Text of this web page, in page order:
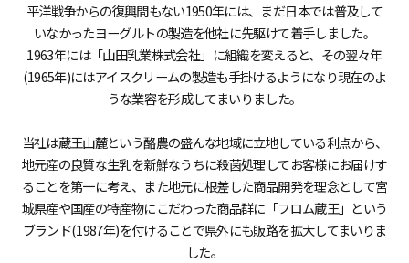
平洋戦争からの復興間もない1950年には、まだ日本では普及して
いなかったヨーグルトの製造を他社に先駆けて着手しました。
1963年には「山田乳業株式会社」に組織を変えると、その翌々年
(1965年)にはアイスクリームの製造も手掛けるようになり現在のよ
うな業容を形成してまいりました。
当社は蔵王山麓という酪農の盛んな地域に立地している利点から、
地元産の良質な生乳を新鮮なうちに殺菌処理してお客様にお届けす
ることを第一に考え、また地元に根差した商品開発を理念として宮
城県産や国産の特産物にこだわった商品群に「フロム蔵王」という
ブランド(1987年)を付けることで県外にも販路を拡大してまいりま
した。